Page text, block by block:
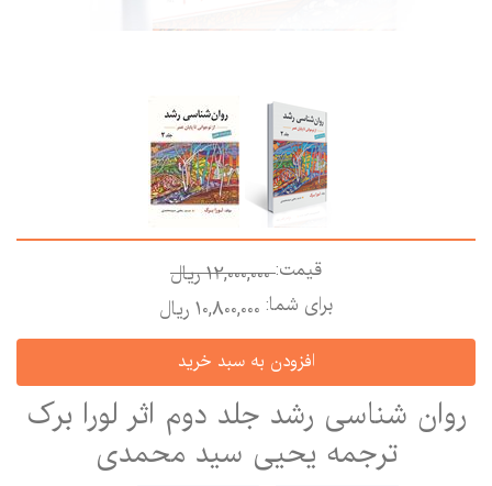
قیمت:12,000,000 ريال
برای شما:10,800,000 ريال
شناسی رشد جلد دوم اثر لورا برک
ترجمه یحیی سید محمدی